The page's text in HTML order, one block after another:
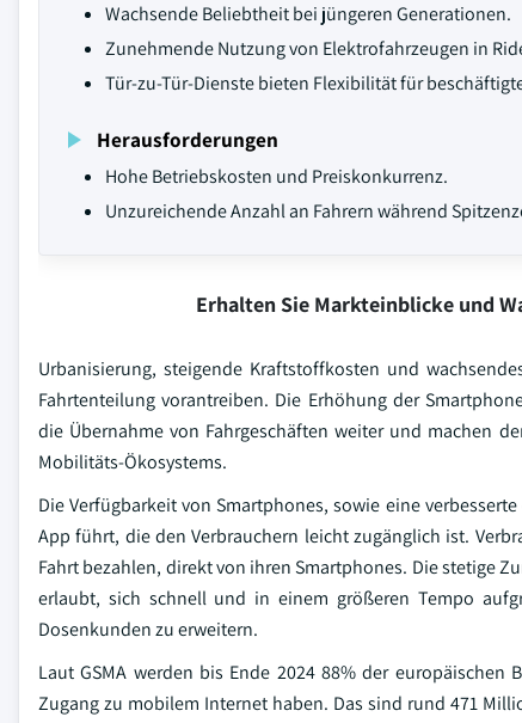
Wachsende Beliebtheit bei jüngeren Generationen.
Zunehmende Nutzung von Elektrofahrzeugen in
Tür-zu-Tür-Dienste bieten Flexibilität für
Herausforderungen
Hohe Betriebskosten und Preiskonkurrenz.
Unzureichende Anzahl an Fahrern während
Erhalten Sie Markteinblicke und
Urbanisierung, steigende Kraftstoffkosten und
Fahrtenteilung vorantreiben. Die Erhöhung der
die Übernahme von Fahrgeschäften weiter und machen
Mobilitäts-Ökosystems.
Die Verfügbarkeit von Smartphones, sowie eine
App führt, die den Verbrauchern leicht zugänglich ist.
Fahrt bezahlen, direkt von ihren Smartphones. Die stetige
erlaubt, sich schnell und in einem größeren Tempo
Dosenkunden zu erweitern.
Laut GSMA werden bis Ende 2024 88% der
Zugang zu mobilem Internet haben. Das sind rund 471